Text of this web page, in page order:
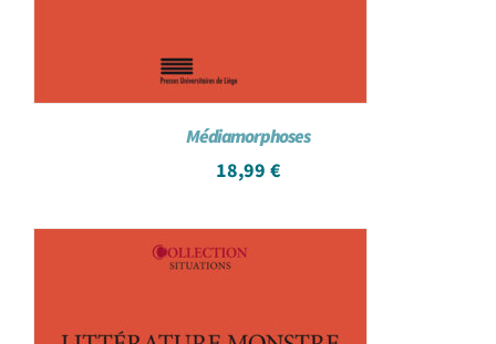
Médiamorphoses
18,99 €